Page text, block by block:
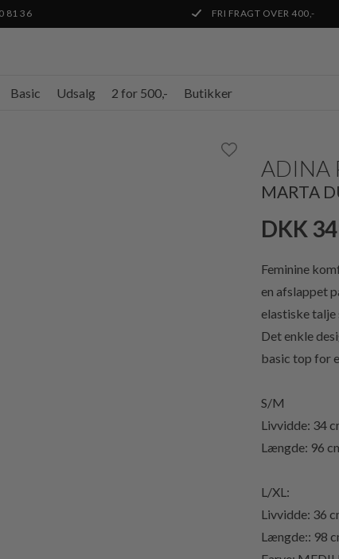
81 36 FRI FRAGT OVER 400,-
Basic Udsalg 2 for 500,- Butikker
ADINA
MARTA
DKK
Feminine
en afslappet
elastiske talje
Det enkle
basic top for
S/M
Livvidde: 34
Længde: 96
L/XL:
Livvidde: 36
Længde:: 98